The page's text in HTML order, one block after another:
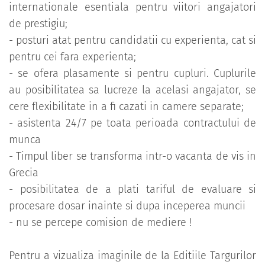
internationale esentiala pentru viitori angajatori
de prestigiu;
- posturi atat pentru candidatii cu experienta, cat si
pentru cei fara experienta;
- se ofera plasamente si pentru cupluri. Cuplurile
au posibilitatea sa lucreze la acelasi angajator, se
cere flexibilitate in a fi cazati in camere separate;
- asistenta 24/7 pe toata perioada contractului de
munca
- Timpul liber se transforma intr-o vacanta de vis in
Grecia
- posibilitatea de a plati tariful de evaluare si
procesare dosar inainte si dupa inceperea muncii
- nu se percepe comision de mediere !
Pentru a vizualiza imaginile de la Editiile Targurilor